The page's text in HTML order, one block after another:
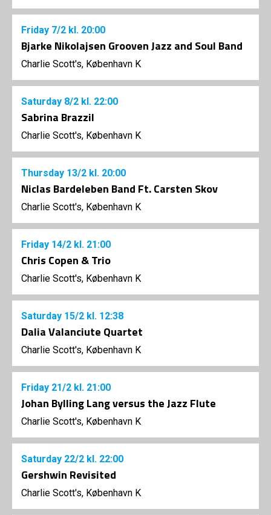
Friday 7/2 kl. 20:00
Bjarke Nikolajsen Grooven Jazz and Soul Band
Charlie Scott's, København K
Saturday 8/2 kl. 22:00
Sabrina Brazzil
Charlie Scott's, København K
Thursday 13/2 kl. 20:00
Niclas Bardeleben Band Ft. Carsten Skov
Charlie Scott's, København K
Friday 14/2 kl. 21:00
Chris Copen & Trio
Charlie Scott's, København K
Saturday 15/2 kl. 12:38
Dalia Valanciute Quartet
Charlie Scott's, København K
Friday 21/2 kl. 21:00
Johan Bylling Lang versus the Jazz Flute
Charlie Scott's, København K
Saturday 22/2 kl. 22:00
Gershwin Revisited
Charlie Scott's, København K